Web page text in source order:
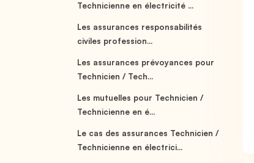
Technicienne en électricité ...
Les assurances responsabilités
civiles profession...
Les assurances prévoyances pour
Technicien / Tech...
Les mutuelles pour Technicien /
Technicienne en é...
Le cas des assurances Technicien /
Technicienne en électrici...